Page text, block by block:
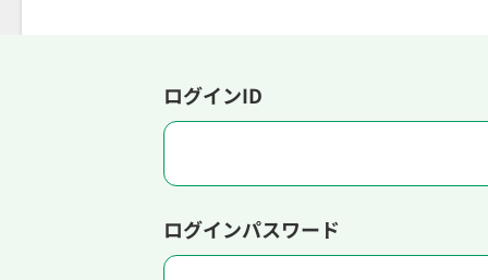
ログインID
ログインパスワード